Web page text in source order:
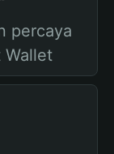
percaya
Wallet